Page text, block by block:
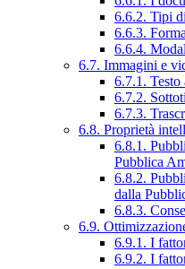
6.6.2. Tipi
6.6.3.
6.6.4.
6.7. Immagini e
6.7.1.
6.7.2.
6.7.3.
6.8. Proprietà
6.8.1.
Pubblica
6.8.2.
dalla
6.8.3.
6.9.
6.9.1. I
6.9.2. I